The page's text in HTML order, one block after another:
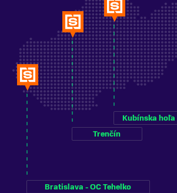
Bratislava - OC Tehelko
Trenčín
Kubínska hoľa